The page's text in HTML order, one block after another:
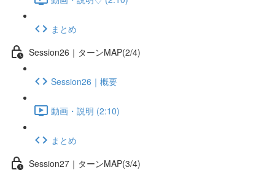
まとめ
Session26｜ターンMAP(2/4)
Session26｜概要
動画・説明 (2:10)
まとめ
Session27｜ターンMAP(3/4)